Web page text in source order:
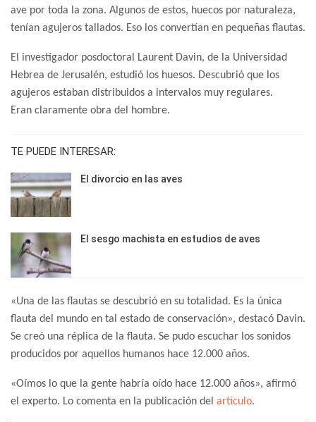
ave por toda la zona. Algunos de estos, huecos por naturaleza,
tenían agujeros tallados. Eso los convertían en pequeñas flautas.
El investigador posdoctoral Laurent Davin, de la Universidad
Hebrea de Jerusalén, estudió los huesos. Descubrió que los
agujeros estaban distribuidos a intervalos muy regulares.
Eran claramente obra del hombre.
TE PUEDE INTERESAR:
El divorcio en las aves
El sesgo machista en estudios de aves
«Una de las flautas se descubrió en su totalidad. Es la única
flauta del mundo en tal estado de conservación», destacó Davin.
Se creó una réplica de la flauta. Se pudo escuchar los sonidos
producidos por aquellos humanos hace 12.000 años.
«Oímos lo que la gente habría oído hace 12.000 años», afirmó
el experto. Lo comenta en la publicación del artículo.